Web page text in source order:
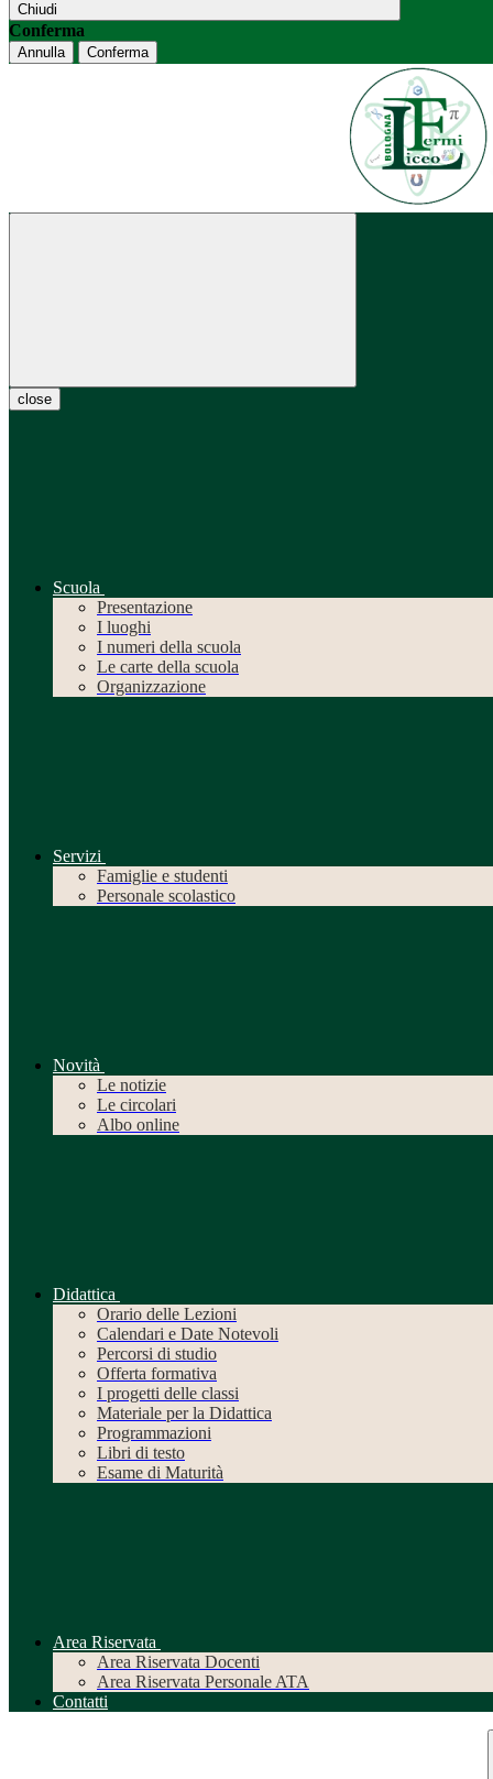
Chiudi
Conferma
Annulla Conferma
close
Scuola
Presentazione
I luoghi
I numeri della scuola
Le carte della scuola
Organizzazione
Servizi
Famiglie e studenti
Personale scolastico
Novità
Le notizie
Le circolari
Albo online
Didattica
Orario delle Lezioni
Calendari e Date Notevoli
Percorsi di studio
Offerta formativa
I progetti delle classi
Materiale per la Didattica
Programmazioni
Libri di testo
Esame di Maturità
Area Riservata
Area Riservata Docenti
Area Riservata Personale ATA
Contatti